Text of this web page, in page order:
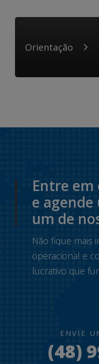
Orientação
Entre
e
um de
Não fique mais
operacional e
lucrativo que
ENVIE
(48)